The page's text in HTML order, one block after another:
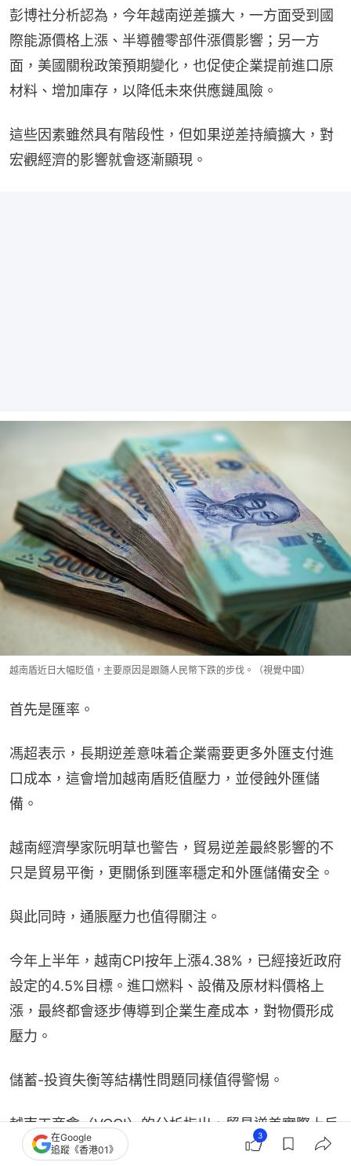
彭博社分析認為，今年越南逆差擴大，一方面受到國
際能源價格上漲、半導體零部件漲價影響；另一方
面，美國關稅政策預期變化，也促使企業提前進口原
材料、增加庫存，以降低未來供應鏈風險。
這些因素雖然具有階段性，但如果逆差持續擴大，對
宏觀經濟的影響就會逐漸顯現。
越南盾近日大幅貶值，主要原因是跟隨人民幣下跌的步伐。（視覺中國）
首先是匯率。
馮超表示，長期逆差意味着企業需要更多外匯支付進
口成本，這會增加越南盾貶值壓力，並侵蝕外匯儲
備。
越南經濟學家阮明草也警告，貿易逆差最終影響的不
只是貿易平衡，更關係到匯率穩定和外匯儲備安全。
與此同時，通脹壓力也值得關注。
今年上半年，越南CPI按年上漲4.38%，已經接近政府
設定的4.5%目標。進口燃料、設備及原材料價格上
漲，最終都會逐步傳導到企業生產成本，對物價形成
壓力。
儲蓄-投資失衡等結構性問題同樣值得警惕。
越南工商會（VCCI）的分析指出，貿易逆差實際上反
映了儲蓄與投資之間的失衡。當投資擴張快於國民儲
在Google
追蹤《香港01》
3